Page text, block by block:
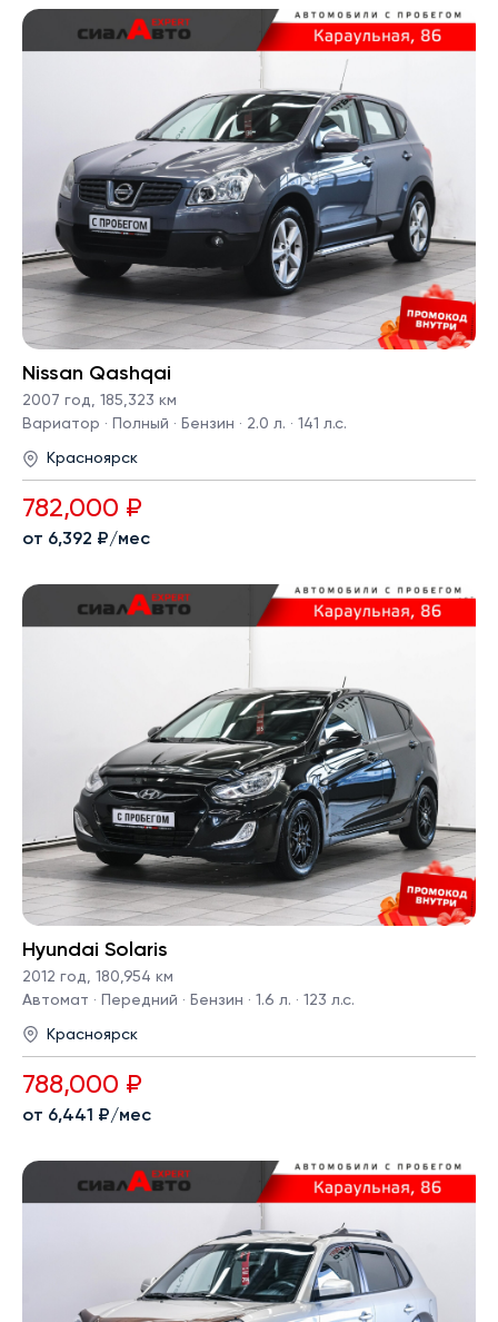
Nissan Qashqai
2007 год, 185,323 км
Вариатор · Полный · Бензин · 2.0 л. · 141 л.с.
Красноярск
782,000 ₽
от 6,392 ₽/мес
Hyundai Solaris
2012 год
180,954 км
Автомат · Передний · Бензин · 1.6 л. · 123 л.с.
Красноярск
788,000 ₽
от 6,441 ₽/мес